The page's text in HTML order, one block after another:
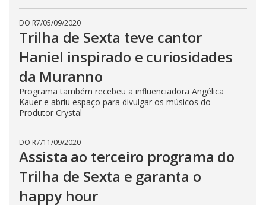
DO R7/05/09/2020
Trilha de Sexta teve cantor
Haniel inspirado e curiosidades
da Muranno
Programa também recebeu a influenciadora Angélica
Kauer e abriu espaço para divulgar os músicos do
Produtor Crystal
DO R7/11/09/2020
Assista ao terceiro programa do
Trilha de Sexta e garanta o
happy hour